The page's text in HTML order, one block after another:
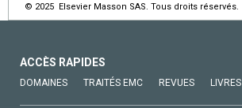
© 2025 Elsevier Masson SAS. Tous droits réservés.
ACCÈS RAPIDES
DOMAINES TRAITÉS EMC REVUES LIVRES